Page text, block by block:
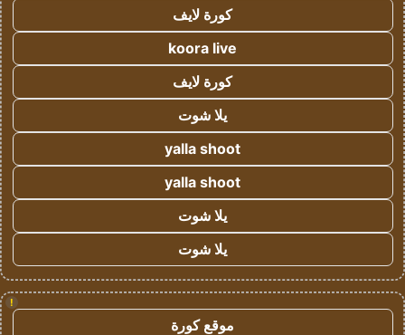
كورة لايف
koora live
كورة لايف
يلا شوت
yalla shoot
yalla shoot
يلا شوت
يلا شوت
!
موقع كورة